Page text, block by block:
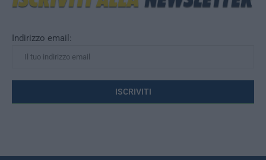
Indirizzo email: